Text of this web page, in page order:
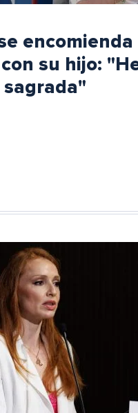
encomienda
su hijo: